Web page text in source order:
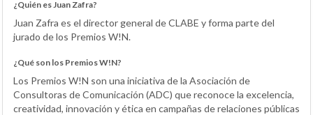
¿Quién es Juan Zafra?
Juan Zafra es el director general de CLABE y forma parte del
jurado de los Premios W!N.
¿Qué son los Premios W!N?
Los Premios W!N son una iniciativa de la Asociación de
Consultoras de Comunicación (ADC) que reconoce la excelencia,
creatividad, innovación y ética en campañas de relaciones públicas